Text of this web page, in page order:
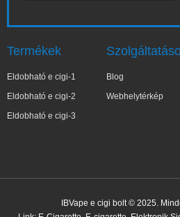
Termékek
Eldobható e cigi-1
Eldobható e cigi-2
Eldobható e cigi-3
Blog
Webhelytérkép
IBVape e cigi bolt © 2025.
Nemrég vásárolt